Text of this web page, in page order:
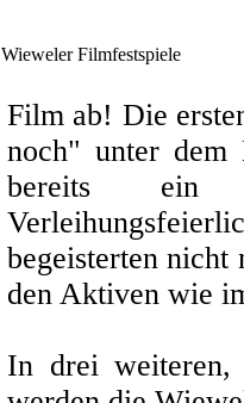
Wieweler Filmfestspiele
Film ab! Die
noch" unter dem
bereits
begeisterten nicht
den Aktiven wie
In drei weiteren,